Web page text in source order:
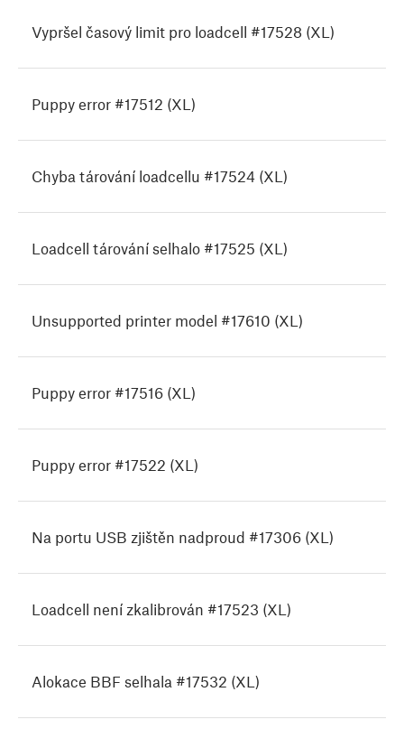
Vypršel časový limit pro loadcell #17528 (XL)
Puppy error #17512 (XL)
Chyba tárování loadcellu #17524 (XL)
Loadcell tárování selhalo #17525 (XL)
Unsupported printer model #17610 (XL)
Puppy error #17516 (XL)
Puppy error #17522 (XL)
Na portu USB zjištěn nadproud #17306 (XL)
Loadcell není zkalibrován #17523 (XL)
Alokace BBF selhala #17532 (XL)